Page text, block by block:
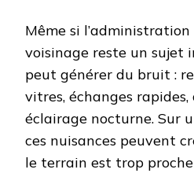
Même si
voisinage reste un sujet
peut générer du bruit :
vitres, échanges rapides,
éclairage nocturne. Sur
ces nuisances peuvent
le terrain est trop